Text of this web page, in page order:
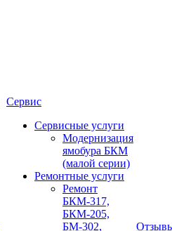
Сервис
Сервисные услуги
Модернизация
ямобура БКМ
(малой серии)
Ремонтные услуги
Ремонт
БКМ-317,
БКМ-205,
БМ-302,